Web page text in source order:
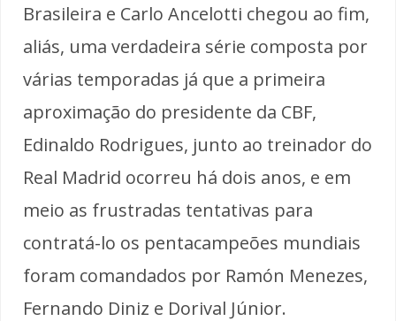
Brasileira e Carlo Ancelotti chegou ao fim,
aliás, uma verdadeira série composta por
várias temporadas já que a primeira
aproximação do presidente da CBF,
Edinaldo Rodrigues, junto ao treinador do
Real Madrid ocorreu há dois anos, e em
meio as frustradas tentativas para
contratá-lo os pentacampeões mundiais
foram comandados por Ramón Menezes,
Fernando Diniz e Dorival Júnior.